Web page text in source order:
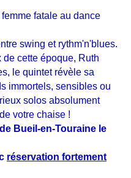
fatale au dance
swing et rythm'n'blues.
de cette époque, Ruth
le quintet révèle sa
immortels, sensibles ou
solos absolument
votre chaise !
Bueil-en-Touraine le
réservation fortement